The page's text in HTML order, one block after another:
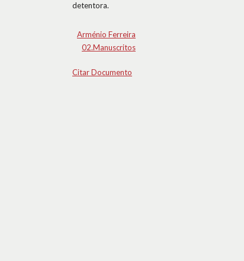
detentora.
Arménio Ferreira
02.Manuscritos
Citar Documento